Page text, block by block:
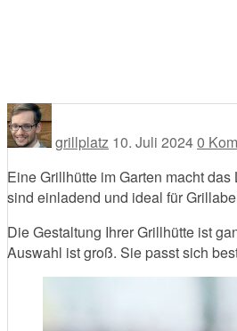
grillplatz 10. Juli 20240
Eine Grillhütte im Garten macht
sind einladend und ideal für
Die Gestaltung Ihrer Grillhütte ist
Auswahl ist groß. Sie passt sich